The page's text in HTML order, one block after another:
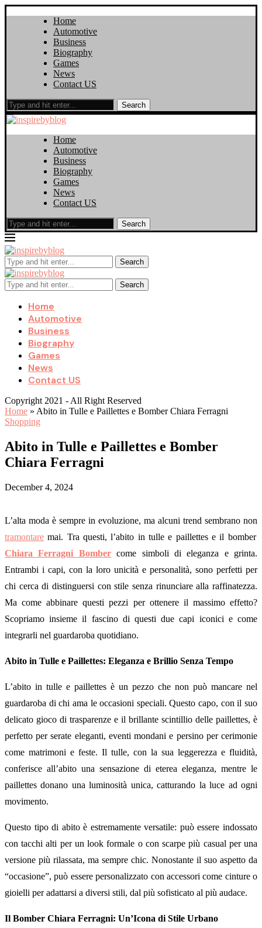
Home
Automotive
Business
Biography
Games
News
Contact US
Search
Home
Automotive
Business
Biography
Games
News
Contact US
Search
Search
Search
Home
Automotive
Business
Biography
Games
News
Contact US
Copyright 2021 - All Right Reserved
Home » Abito in Tulle e Paillettes e Bomber Chiara Ferragni
Shopping
Abito in Tulle e Paillettes e Bomber
Chiara Ferragni
December 4, 2024
L’alta moda è sempre in evoluzione, ma alcuni trend sembrano non
tramontare mai. Tra questi, l’abito in tulle e paillettes e il bomber
Chiara Ferragni Bombercome simboli di eleganza e grinta.
Entrambi i capi, con la loro unicità e personalità, sono perfetti per
chi cerca di distinguersi con stile senza rinunciare alla raffinatezza.
Ma come abbinare questi pezzi per ottenere il massimo effetto?
Scopriamo insieme il fascino di questi due capi iconici e come
integrarli nel guardaroba quotidiano.
Abito in Tulle e Paillettes: Eleganza e Brillio Senza Tempo
L’abito in tulle e paillettes è un pezzo che non può mancare nel
guardaroba di chi ama le occasioni speciali. Questo capo, con il suo
delicato gioco di trasparenze e il brillante scintillio delle paillettes, è
perfetto per serate eleganti, eventi mondani e persino per cerimonie
come matrimoni e feste. Il tulle, con la sua leggerezza e fluidità,
conferisce all’abito una sensazione di eterea eleganza, mentre le
paillettes donano una luminosità unica, catturando la luce ad ogni
movimento.
Questo tipo di abito è estremamente versatile: può essere indossato
con tacchi alti per un look formale o con scarpe più casual per una
versione più rilassata, ma sempre chic. Nonostante il suo aspetto da
“occasione”, può essere personalizzato con accessori come cinture o
gioielli per adattarsi a diversi stili, dal più sofisticato al più audace.
Il Bomber Chiara Ferragni: Un’Icona di Stile Urbano